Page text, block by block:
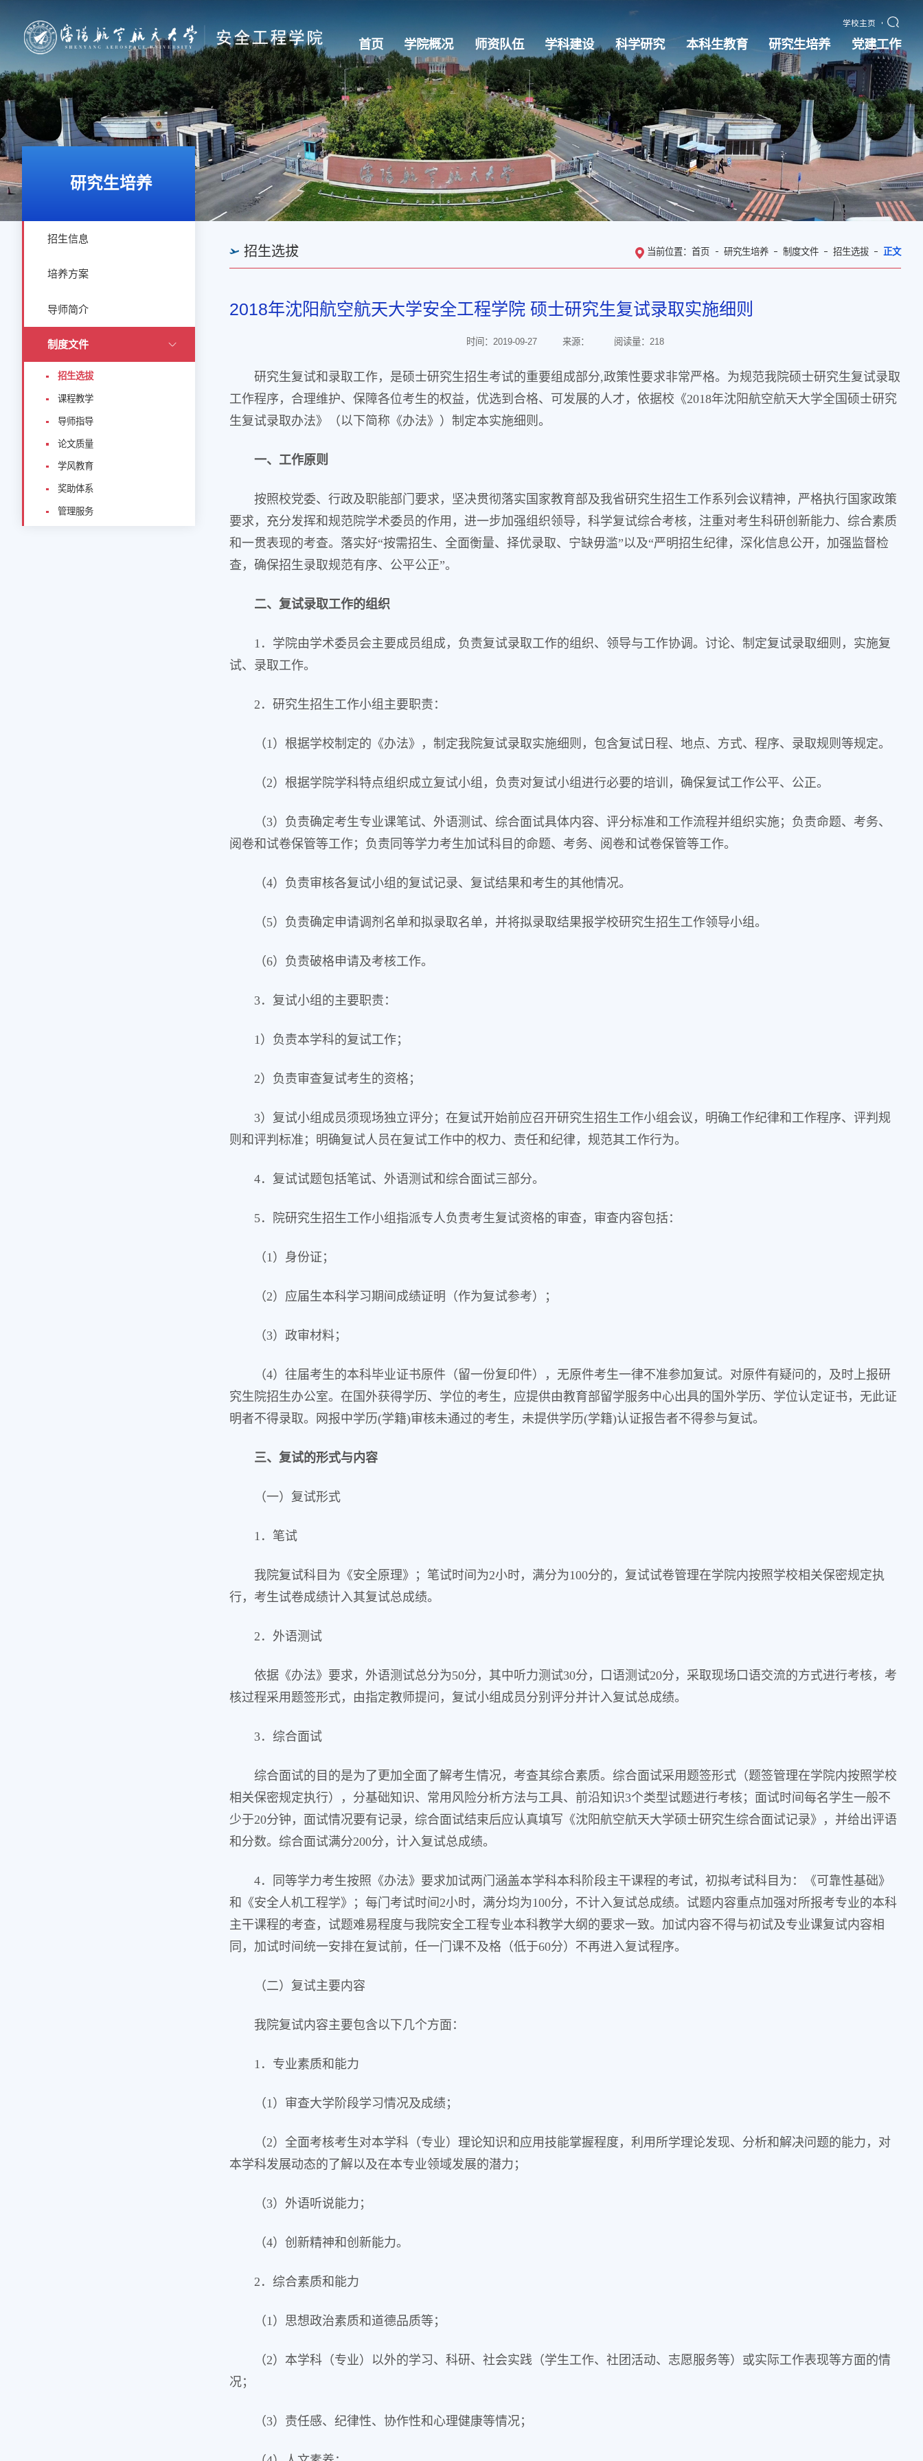
学校主页
首页 学院概况 师资队伍 学科建设 科学研究 本科生教育 研究生培养 党建工作
研究生培养
招生信息
培养方案
导师简介
制度文件
招生选拔
课程教学
导师指导
论文质量
学风教育
奖助体系
管理服务
招生选拔 当前位置：首页 研究生培养 制度文件 招生选拔 正文
2018年沈阳航空航天大学安全工程学院 硕士研究生复试录取实施细则
时间：2019-09-27 来源： 阅读量： 218
研究生复试和录取工作，是硕士研究生招生考试的重要组成部分,政策性要求非常严格。为规范我院硕士研究生复试录取
工作程序，合理维护、保障各位考生的权益，优选到合格、可发展的人才，依据校《2018年沈阳航空航天大学全国硕士研究
生复试录取办法》（以下简称《办法》）制定本实施细则。
一、工作原则
按照校党委、行政及职能部门要求，坚决贯彻落实国家教育部及我省研究生招生工作系列会议精神，严格执行国家政策
要求，充分发挥和规范院学术委员的作用，进一步加强组织领导，科学复试综合考核，注重对考生科研创新能力、综合素质
和一贯表现的考查。落实好“按需招生、全面衡量、择优录取、宁缺毋滥”以及“严明招生纪律，深化信息公开，加强监督检
查，确保招生录取规范有序、公平公正”。
二、复试录取工作的组织
1．学院由学术委员会主要成员组成，负责复试录取工作的组织、领导与工作协调。讨论、制定复试录取细则，实施复
试、录取工作。
2．研究生招生工作小组主要职责：
（1）根据学校制定的《办法》，制定我院复试录取实施细则，包含复试日程、地点、方式、程序、录取规则等规定。
（2）根据学院学科特点组织成立复试小组，负责对复试小组进行必要的培训，确保复试工作公平、公正。
（3）负责确定考生专业课笔试、外语测试、综合面试具体内容、评分标准和工作流程并组织实施；负责命题、考务、
阅卷和试卷保管等工作；负责同等学力考生加试科目的命题、考务、阅卷和试卷保管等工作。
（4）负责审核各复试小组的复试记录、复试结果和考生的其他情况。
（5）负责确定申请调剂名单和拟录取名单，并将拟录取结果报学校研究生招生工作领导小组。
（6）负责破格申请及考核工作。
3．复试小组的主要职责：
1）负责本学科的复试工作；
2）负责审查复试考生的资格；
3）复试小组成员须现场独立评分；在复试开始前应召开研究生招生工作小组会议，明确工作纪律和工作程序、评判规
则和评判标准；明确复试人员在复试工作中的权力、责任和纪律，规范其工作行为。
4．复试试题包括笔试、外语测试和综合面试三部分。
5．院研究生招生工作小组指派专人负责考生复试资格的审查，审查内容包括：
（1）身份证；
（2）应届生本科学习期间成绩证明（作为复试参考）；
（3）政审材料；
（4）往届考生的本科毕业证书原件（留一份复印件），无原件考生一律不准参加复试。对原件有疑问的，及时上报研
究生院招生办公室。在国外获得学历、学位的考生，应提供由教育部留学服务中心出具的国外学历、学位认定证书，无此证
明者不得录取。网报中学历(学籍)审核未通过的考生，未提供学历(学籍)认证报告者不得参与复试。
三、复试的形式与内容
（一）复试形式
1．笔试
我院复试科目为《安全原理》；笔试时间为2小时，满分为100分的，复试试卷管理在学院内按照学校相关保密规定执
行，考生试卷成绩计入其复试总成绩。
2．外语测试
依据《办法》要求，外语测试总分为50分，其中听力测试30分，口语测试20分，采取现场口语交流的方式进行考核，考
核过程采用题签形式，由指定教师提问，复试小组成员分别评分并计入复试总成绩。
3．综合面试
综合面试的目的是为了更加全面了解考生情况，考查其综合素质。综合面试采用题签形式（题签管理在学院内按照学校
相关保密规定执行），分基础知识、常用风险分析方法与工具、前沿知识3个类型试题进行考核；面试时间每名学生一般不
少于20分钟，面试情况要有记录，综合面试结束后应认真填写《沈阳航空航天大学硕士研究生综合面试记录》，并给出评语
和分数。综合面试满分200分，计入复试总成绩。
4．同等学力考生按照《办法》要求加试两门涵盖本学科本科阶段主干课程的考试，初拟考试科目为：《可靠性基础》
和《安全人机工程学》；每门考试时间2小时，满分均为100分，不计入复试总成绩。试题内容重点加强对所报考专业的本科
主干课程的考查，试题难易程度与我院安全工程专业本科教学大纲的要求一致。加试内容不得与初试及专业课复试内容相
同，加试时间统一安排在复试前，任一门课不及格（低于60分）不再进入复试程序。
（二）复试主要内容
我院复试内容主要包含以下几个方面：
1．专业素质和能力
（1）审查大学阶段学习情况及成绩；
（2）全面考核考生对本学科（专业）理论知识和应用技能掌握程度，利用所学理论发现、分析和解决问题的能力，对
本学科发展动态的了解以及在本专业领域发展的潜力；
（3）外语听说能力；
（4）创新精神和创新能力。
2．综合素质和能力
（1）思想政治素质和道德品质等；
（2）本学科（专业）以外的学习、科研、社会实践（学生工作、社团活动、志愿服务等）或实际工作表现等方面的情
况；
（3）责任感、纪律性、协作性和心理健康等情况；